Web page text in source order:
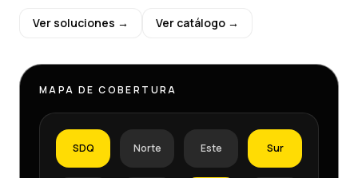
Ver soluciones → Ver catálogo →
MAPA DE COBERTURA
SDQ Norte Este Sur